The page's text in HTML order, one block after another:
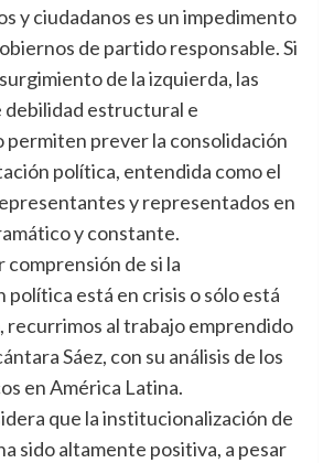
y ciudadanos es un impedimento
de partido responsable. Si
de la izquierda, las
debilidad estructural e
prever la consolidación
política, entendida como el
y representados en
y constante.
comprensión de si la
está en crisis o sólo está
recurrimos al trabajo emprendido
Sáez, con su análisis de los
en América Latina.
que la institucionalización de
sido altamente positiva, a pesar